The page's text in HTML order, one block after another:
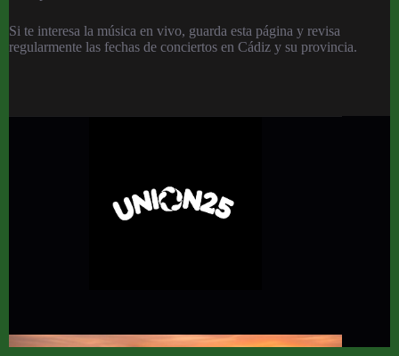
Si te interesa la música en vivo, guarda esta página y revisa
regularmente las fechas de conciertos en Cádiz y su provincia.